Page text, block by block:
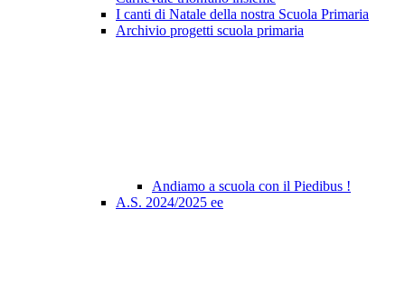
I canti di Natale della nostra Scuola Primaria
Archivio progetti scuola primaria
Andiamo a scuola con il Piedibus !
A.S. 2024/2025 ee